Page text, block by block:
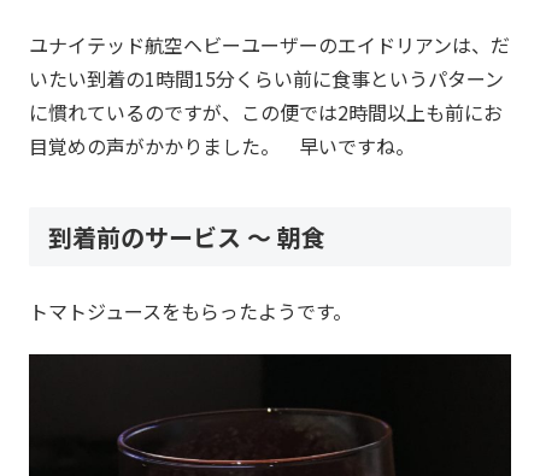
ユナイテッド航空ヘビーユーザーのエイドリアンは、だ
いたい到着の1時間15分くらい前に食事というパターン
に慣れているのですが、この便では2時間以上も前にお
目覚めの声がかかりました。 早いですね。
到着前のサービス ～ 朝食
トマトジュースをもらったようです。